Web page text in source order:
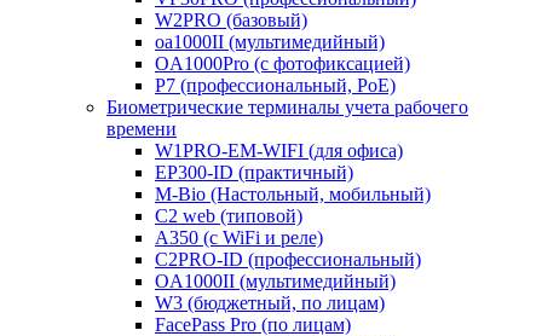
W2PRO (базовый)
oa1000II (мультимедийный)
OA1000Pro (с фотофиксацией)
P7 (профессиональный, PoE)
Биометрические терминалы учета рабочего
времени
W1PRO-EM-WIFI (для офиса)
EP300-ID (практичный)
M-Bio (Настольный, мобильный)
С2 web (типовой)
A350 (с WiFi и реле)
C2PRO-ID (профессиональный)
OA1000II (мультимедийный)
W3 (бюджетный, по лицам)
FacePass Pro (по лицам)